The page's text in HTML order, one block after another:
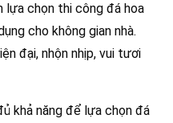
chọn thi công đá hoa
cho không gian nhà.
đại, nhộn nhịp, vui tươi
khả năng để lựa chọn đá